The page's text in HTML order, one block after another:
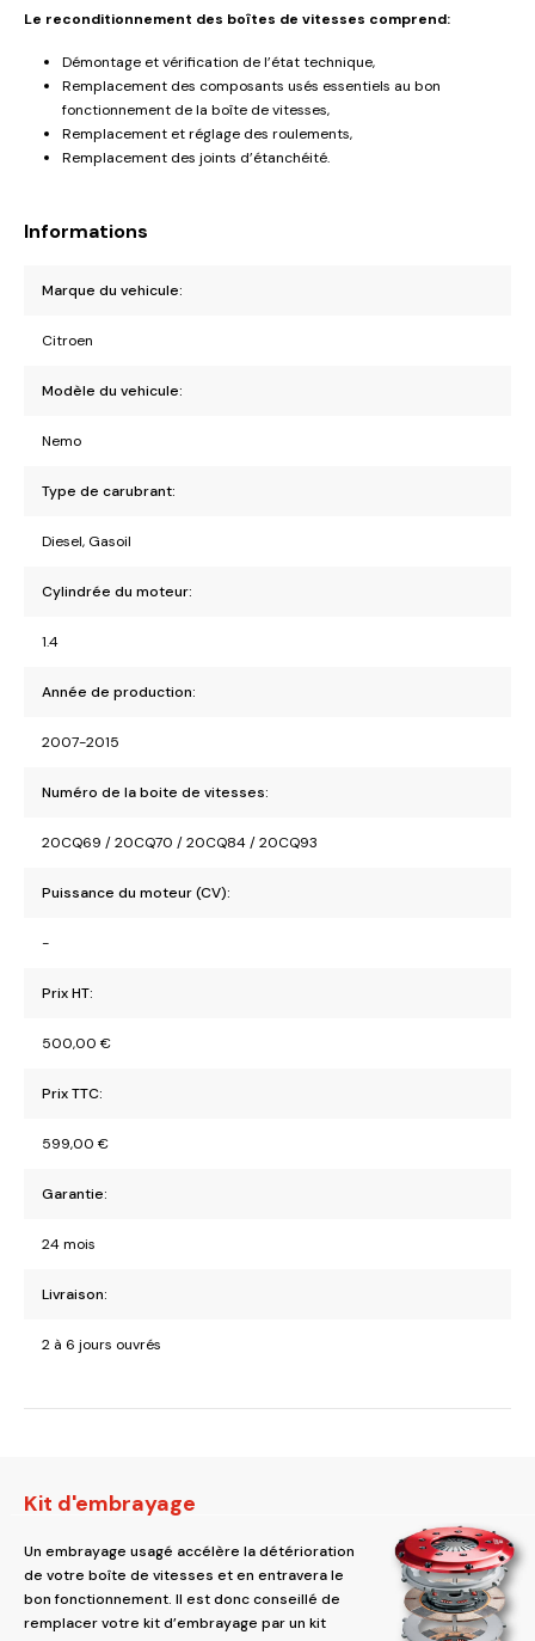
Le reconditionnement des boîtes de vitesses comprend:
Démontage et vérification de l’état technique,
Remplacement des composants usés essentiels au bon
fonctionnement de la boîte de vitesses,
Remplacement et réglage des roulements,
Remplacement des joints d’étanchéité.
Informations
Marque du vehicule:
Citroen
Modèle du vehicule:
Nemo
Type de carubrant:
Diesel, Gasoil
Cylindrée du moteur:
1.4
Année de production:
2007-2015
Numéro de la boite de vitesses:
20CQ69 / 20CQ70 / 20CQ84 / 20CQ93
Puissance du moteur (CV):
-
Prix HT:
500,00 €
Prix TTC:
599,00 €
Garantie:
24 mois
Livraison:
2 à 6 jours ouvrés
Kit d'embrayage
Un embrayage usagé accélère la détérioration
de votre boîte de vitesses et en entravera le
bon fonctionnement. Il est donc conseillé de
remplacer votre kit d’embrayage par un kit